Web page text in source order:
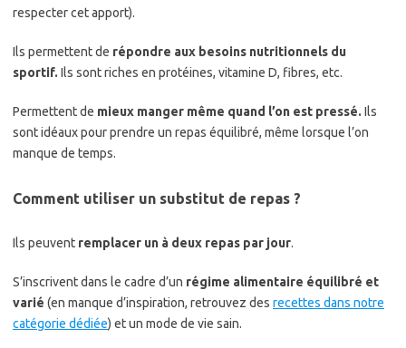
respecter cet apport).
Ils permettent de répondre aux besoins nutritionnels du
sportif. Ils sont riches en protéines, vitamine D, fibres, etc.
Permettent de mieux manger même quand l’on est pressé. Ils
sont idéaux pour prendre un repas équilibré, même lorsque l’on
manque de temps.
Comment utiliser un substitut de repas ?
Ils peuvent remplacer un à deux repas par jour.
S’inscrivent dans le cadre d’un régime alimentaire équilibré et
varié (en manque d’inspiration, retrouvez des recettes dans notre
catégorie dédiée) et un mode de vie sain.